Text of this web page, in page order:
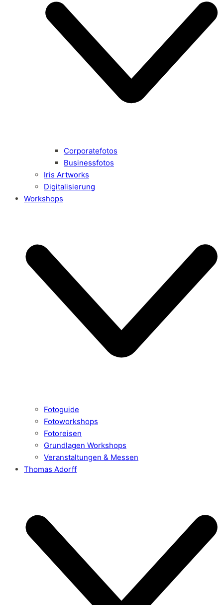
Corporatefotos
Businessfotos
Iris Artworks
Digitalisierung
Workshops
Fotoguide
Fotoworkshops
Fotoreisen
Grundlagen Workshops
Veranstaltungen & Messen
Thomas Adorff